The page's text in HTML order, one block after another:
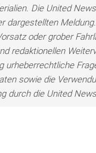
Die United
dargestellten
oder grober
redaktionellen
urheberrechtliche
sowie die
durch die United